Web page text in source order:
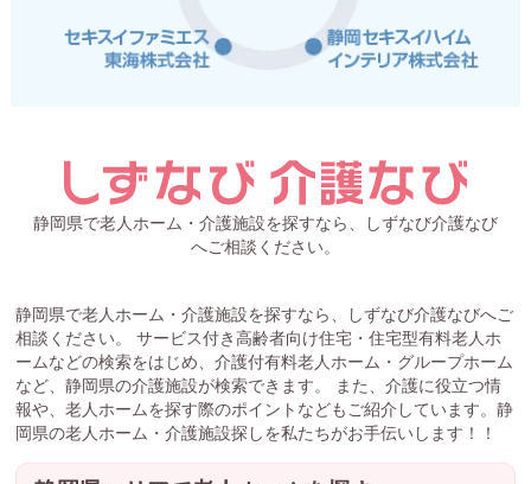
静岡県で老人ホーム・介護施設を探すなら、しずなび介護なび
へご相談ください。
静岡県で老人ホーム・介護施設を探すなら、しずなび介護なびへご
相談ください。 サービス付き高齢者向け住宅・住宅型有料老人ホ
ームなどの検索をはじめ、介護付有料老人ホーム・グループホーム
など、静岡県の介護施設が検索できます。 また、介護に役立つ情
報や、老人ホームを探す際のポイントなどもご紹介しています。静
岡県の老人ホーム・介護施設探しを私たちがお手伝いします！！